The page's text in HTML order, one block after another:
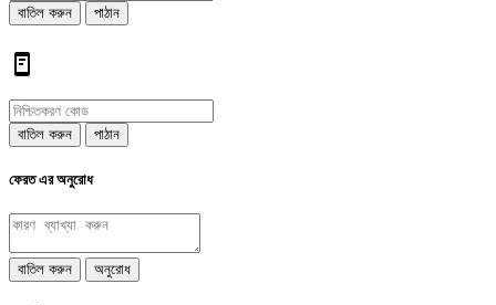
বাতিল করুন পাঠান
বাতিল করুন পাঠান
ফেরত এর অনুরোধ
বাতিল করুন অনুরোধ